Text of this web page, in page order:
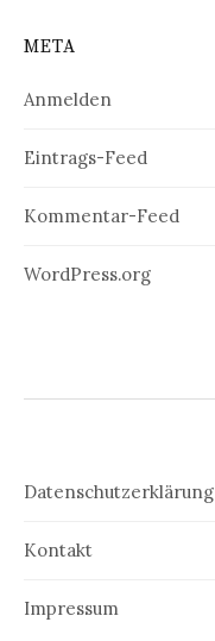
META
Anmelden
Eintrags-Feed
Kommentar-Feed
WordPress.org
Datenschutzerklärung
Kontakt
Impressum